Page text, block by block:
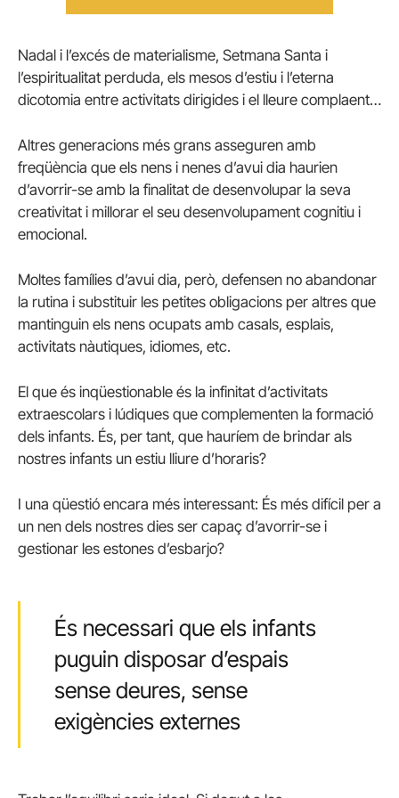
Nadal i l’excés de materialisme, Setmana Santa i
l’espiritualitat perduda, els mesos d’estiu i l’eterna
dicotomia entre activitats dirigides i el lleure complaent…
Altres generacions més grans asseguren amb
freqüència que els nens i nenes d’avui dia haurien
d’avorrir-se amb la finalitat de desenvolupar la seva
creativitat i millorar el seu desenvolupament cognitiu i
emocional.
Moltes famílies d’avui dia, però, defensen no abandonar
la rutina i substituir les petites obligacions per altres que
mantinguin els nens ocupats amb casals, esplais,
activitats nàutiques, idiomes, etc.
El que és inqüestionable és la infinitat d’activitats
extraescolars i lúdiques que complementen la formació
dels infants. És, per tant, que hauríem de brindar als
nostres infants un estiu lliure d’horaris?
I una qüestió encara més interessant: És més difícil per a
un nen dels nostres dies ser capaç d’avorrir-se i
gestionar les estones d’esbarjo?
És necessari que els infants
puguin disposar d’espais
sense deures, sense
exigències externes